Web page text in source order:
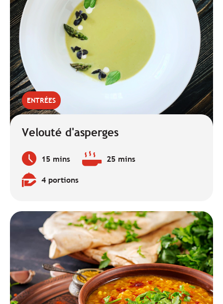
ENTRÉES
Velouté d'asperges
Temps
de
préparation
:
15 mins
Temps 25 mins
Quantité4 portions